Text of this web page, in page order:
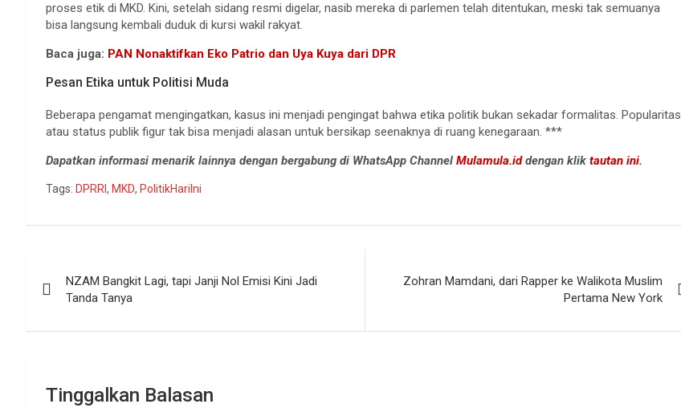
proses etik di MKD. Kini, setelah sidang resmi digelar, nasib mereka di parlemen telah ditentukan, meski tak semuanya
bisa langsung kembali duduk di kursi wakil rakyat.
Baca juga: PAN Nonaktifkan Eko Patrio dan Uya Kuya dari DPR
Pesan Etika untuk Politisi Muda
Beberapa pengamat mengingatkan, kasus ini menjadi pengingat bahwa etika politik bukan sekadar formalitas. Popularitas
atau status publik figur tak bisa menjadi alasan untuk bersikap seenaknya di ruang kenegaraan. ***
Dapatkan informasi menarik lainnya dengan bergabung di WhatsApp Channel Mulamula.iddengan klik tautan ini.
Tags: DPRRI , MKD, PolitikHariIni
pos
NZAM Bangkit Lagi, tapi Janji Nol Emisi Kini Jadi
Tanda Tanya
Zohran Mamdani, dari Rapper ke Walikota Muslim
Pertama New York
Tinggalkan Balasan